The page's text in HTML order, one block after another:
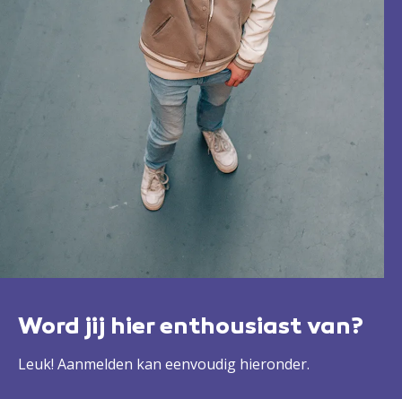
Word jij hier enthousiast van?
Leuk! Aanmelden kan eenvoudig hieronder.